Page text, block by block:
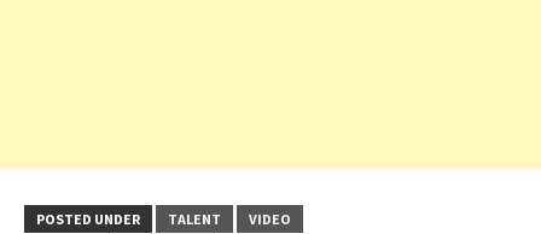
POSTED UNDER TALENT
VIDEO